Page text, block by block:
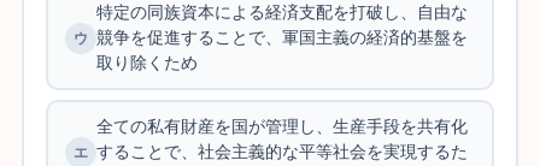
特定の同族資本による経済支配を打破し、自由な
競争を促進することで、軍国主義の経済的基盤を
取り除くため
全ての私有財産を国が管理し、生産手段を共有化
することで、社会主義的な平等社会を実現するた